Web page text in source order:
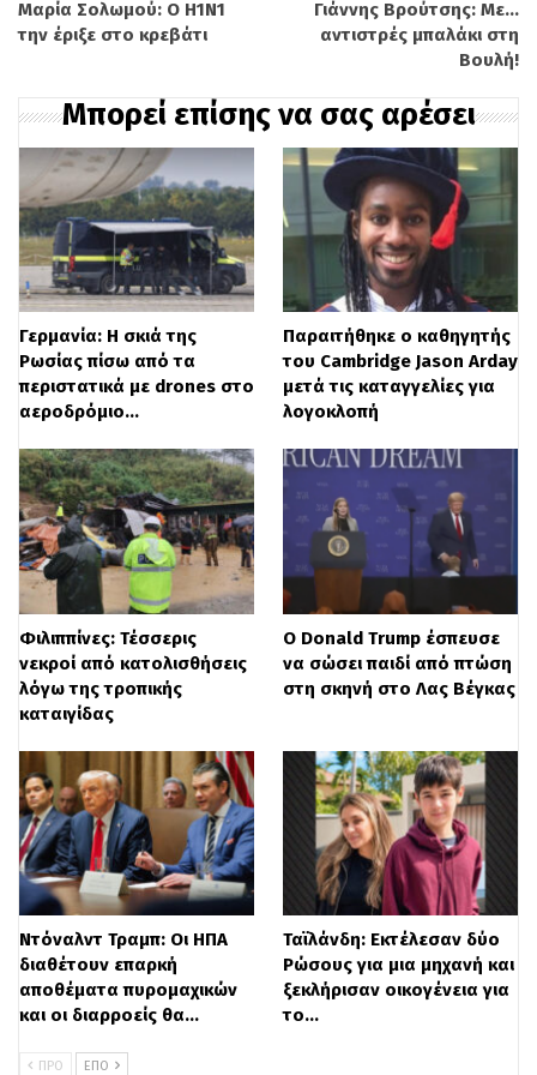
περισσότερο στην επίλυση της κρίσης με
στα ανατολικά, επεσήμανε ο Ζελένσκι.
«Εξέφρασα την ελπίδα οι ΗΠΑ να
εμπλακούν πιο ενεργά στη διαδικασία
ειρήνευσης στην ανατολική Ουκρανία και
την απελευθέρωση της Κριμαίας», της
ουκρανικής χερσονήσου που προσάρτησε
το 2014 η Μόσχα, τόνισε στη διάρκεια της
συνέντευξης Τύπου ο Ουκρανός
πρόεδρος, ζητώντας τη δημιουργία μίας
ειδικής υπηρεσίας στο Στέιτ Ντιπάρτμεντ
για το θέμα αυτό.
Από την πλευρά του ο Πομπέο
υπογράμμισε ότι μια επίσκεψη του
Ζελένσκι στον Λευκό Οίκο δεν συνδέεται
τον γιο του Μπάιντεν, όπως μεταδίδει το
ΑΜΠΕ.
Μιλώντας στους δημοσιογράφους ο
Αμερικανός υπουργός εξήγησε ότι Κίεβο
και Ουάσινγκτον θα βρουν την κατάλληλη
στιγμή για την επίσκεψη αυτή
Εξάλλου ο ίδιος ο Ζελένσκι διέψευσε τις
Μαρία Σολωμού: Ο Η1Ν1
την έριξε στο κρεβάτι
Γιάννης Βρούτσης: Με…
αντιστρές μπαλάκι στη
Βουλή!
Μπορεί επίσης να σας αρέσει
Γερμανία: Η σκιά της
Ρωσίας πίσω από τα
περιστατικά με drones στο
αεροδρόμιο…
Παραιτήθηκε ο καθηγητής
του Cambridge Jason Arday
μετά τις καταγγελίες για
λογοκλοπή
Φιλιππίνες: Τέσσερις
νεκροί από κατολισθήσεις
λόγω της τροπικής
καταιγίδας
Ο Donald Trump έσπευσε
να σώσει παιδί από πτώση
στη σκηνή στο Λας Βέγκας
Ντόναλντ Τραμπ: Οι ΗΠΑ
διαθέτουν επαρκή
αποθέματα πυρομαχικών
και οι διαρροείς θα…
Ταϊλάνδη: Εκτέλεσαν δύο
Ρώσους για μια μηχανή και
ξεκλήρισαν οικογένεια για
το…
ΠΡΟ ΕΠΌ